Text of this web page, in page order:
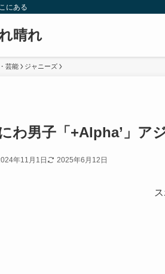
にある
晴れ
芸能 ジャニーズ
わ男子「+Alpha’」ア
年11月1日 2025年6月12日